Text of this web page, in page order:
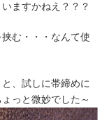
ますかねえ？？？
む・・・なんて使
、試しに帯締めに
っと微妙でした～